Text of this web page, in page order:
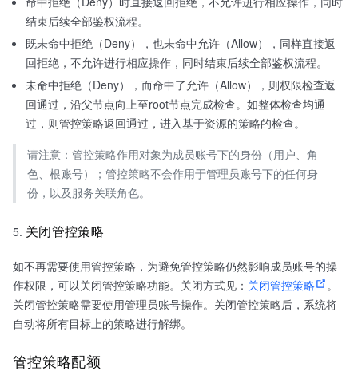
结束后续全部鉴权流程。
既未命中拒绝（Deny），也未命中允许（Allow），同样直接返
回拒绝，不允许进行相应操作，同时结束后续全部鉴权流程。
未命中拒绝（Deny），而命中了允许（Allow），则权限检查返
回通过，沿父节点向上至root节点完成检查。如整体检查均通
过，则管控策略返回通过，进入基于资源的策略的检查。
请注意：管控策略作用对象为成员账号下的身份（用户、角
色、根账号）；管控策略不会作用于管理员账号下的任何身
份，以及服务关联角色。
关闭管控策略
如不再需要使用管控策略，为避免管控策略仍然影响成员账号的操
作权限，可以关闭管控策略功能。关闭方式见： 关闭管控策略
。
关闭管控策略需要使用管理员账号操作。关闭管控策略后，系统将
自动将所有目标上的策略进行解绑。
管控策略配额